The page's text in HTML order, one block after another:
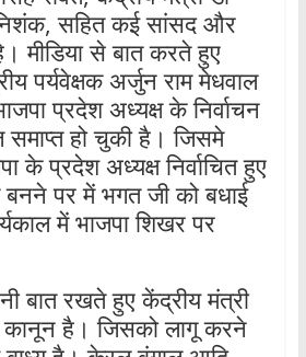
सहित कई सांसद और
मीडिया से बात करते हुए
पर्यवेक्षक अर्जुन राम मेधवाल
प्रदेश अध्यक्ष के निर्वाचन
हो चुकी है। जिसमे
के प्रदेश अध्यक्ष निर्वाचित हुए
पर में भगत जी को बधाई
में भाजपा शिखर पर
बात रखते हुए केंद्रीय मंत्री
है। जिसको लागू करने